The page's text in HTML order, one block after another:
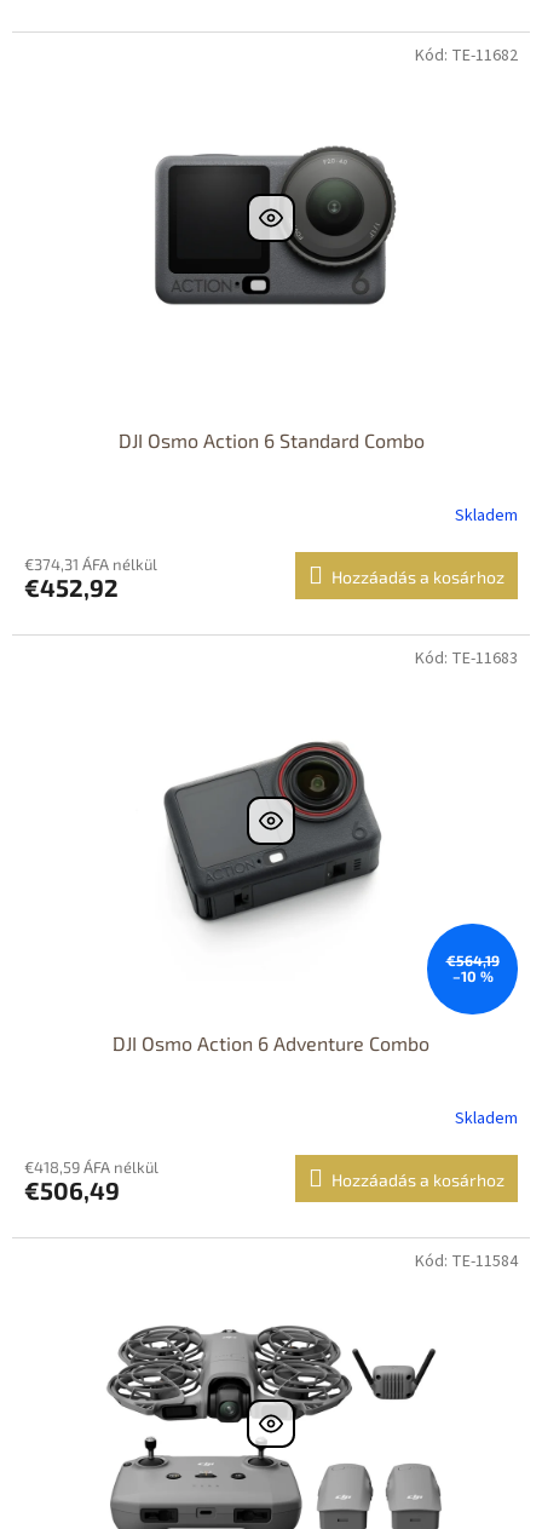
DJI Osmo Action 6 Standard Combo
Skladem
€374,31 ÁFA nélkül
€452,92 Hozzáadás a kosárhoz
Kód: TE-11682
€564,19
–10 %
DJI Osmo Action 6 Adventure Combo
Skladem
€418,59 ÁFA nélkül
€506,49 Hozzáadás a kosárhoz
Kód: TE-11683
Kód: TE-11584